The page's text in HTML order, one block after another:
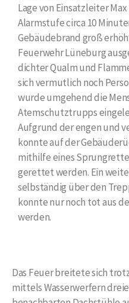
Lage von Einsatzleiter
Alarmstufe circa 10
Gebäudebrand groß
Feuerwehr Lüneburg
dichter Qualm und
sich vermutlich noch
wurde umgehend die
Atemschutztrupps
Aufgrund der engen und
konnte auf der
mithilfe eines
gerettet werden. Ein
selbständig über den
konnte nur noch tot aus
werden.
Das Feuer breitete sich
mittels Wasserwerfern